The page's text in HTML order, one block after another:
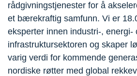
rådgivningstjenester for å
et bærekraftig samfunn. Vi er
eksperter innen industri-, energi-
infrastruktursektoren og skaper
varig verdi for kommende
nordiske røtter med global